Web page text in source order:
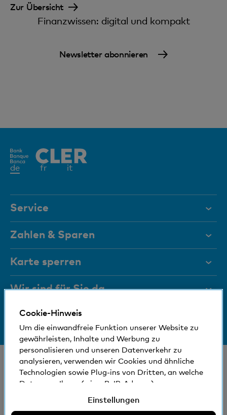
Zur Übersicht
Finanzwissen: digital und kompakt
Newsletter abonnieren
deAktives
fr it
Service
Hilfe & Kontakt
Dokumente
Magazin
Führungsgremien
Medien
Sozial und umweltfreundlich
Zahlen & Sparen
Privatkonten
Sparkonten
Mobile Payment
Reisezahlungsmittel
Immobilienkunden
Digital Banking
Karte sperren
+41 (0)800 88 99 66
Wir sind für Sie da
Hilfe & Kontakt
Standorte und Bancomaten
Bankinfos
© Bank Cler AG
Rechtliche Bedingungen und Hinweise
Cookie-Hinweis
Um die einwandfreie Funktion unserer Website zu
gewährleisten, Inhalte und Werbung zu
personalisieren und unseren Datenverkehr zu
analysieren, verwenden wir Cookies und ähnliche
Technologien sowie Plug-ins von Dritten, an welche
Daten von Ihnen (wie z.B. IP-Adresse)
werden können. Sie können der Verwendung von
Einstellungen